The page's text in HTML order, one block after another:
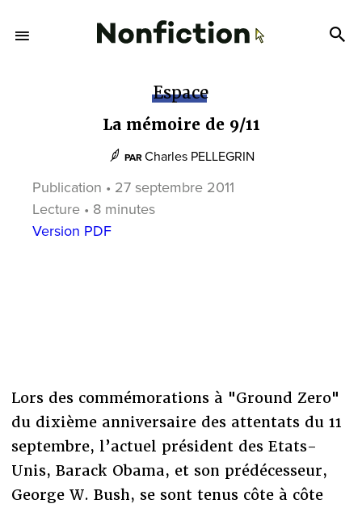
Espace
La mémoire de 9/11
PAR Charles PELLEGRIN
Publication • 27 septembre 2011
Lecture • 8 minutes
Version PDF
Lors des commémorations à "Ground Zero"
du dixième anniversaire des attentats du 11
septembre, l’actuel président des Etats-
Unis, Barack Obama, et son prédécesseur,
George W. Bush, se sont tenus côte à côte